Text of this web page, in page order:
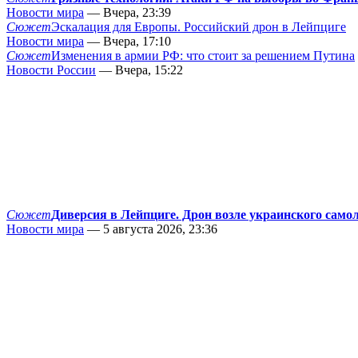
Новости мира — Вчера, 23:39
СюжетЭскалация для Европы. Российский дрон в Лейпциге
Новости мира — Вчера, 17:10
СюжетИзменения в армии РФ: что стоит за решением Путина
Новости России — Вчера, 15:22
СюжетДиверсия в Лейпциге. Дрон возле украинского
Новости мира — 5 августа 2026, 23:36